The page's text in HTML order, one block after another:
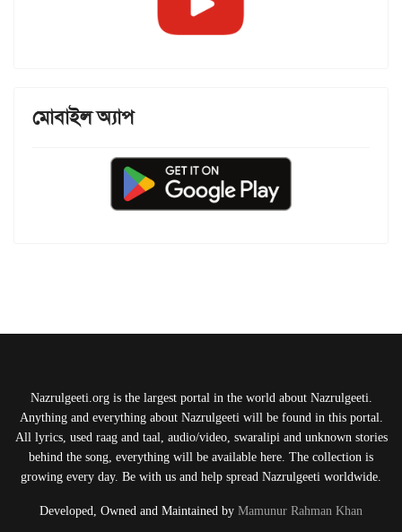
মোবাইল অ্যাপ
Nazrulgeeti.org is the largest portal in the world about Nazrulgeeti.
Anything and everything about Nazrulgeeti will be found in this portal.
All lyrics, used raag and taal, audio/video, swaralipi and unknown stories
behind the song, everything will be available here. The collection is
growing every day. Be with us and help spread Nazrulgeeti worldwide.
Developed, Owned and Maintained by Mamunur Rahman Khan